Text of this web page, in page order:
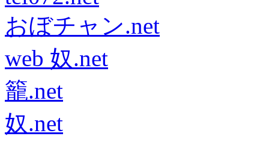
おぼチャン.net
web 奴.net
籠.net
奴.net